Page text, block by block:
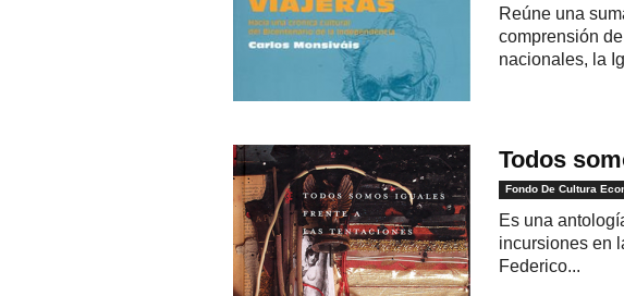
Reúne una
comprensión
nacionales, la
Todos
Fondo De Cultura
Es una
incursiones en
Federico...